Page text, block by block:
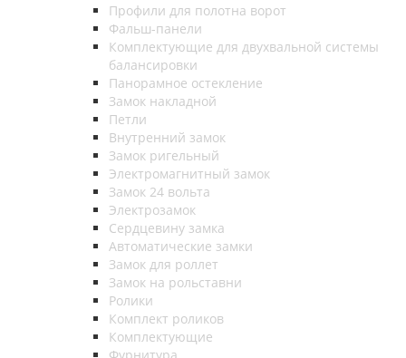
Профили для полотна ворот
Фальш-панели
Комплектующие для двухвальной системы
балансировки
Панорамное остекление
Замок накладной
Петли
Внутренний замок
Замок ригельный
Электромагнитный замок
Замок 24 вольта
Электрозамок
Сердцевину замка
Автоматические замки
Замок для роллет
Замок на рольставни
Ролики
Комплект роликов
Комплектующие
Фурнитура